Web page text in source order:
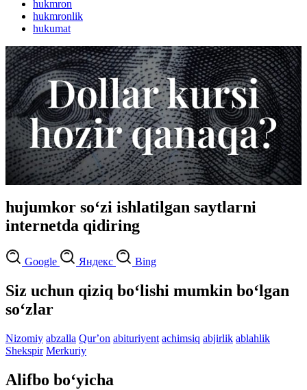
hukmron
hukmronlik
hukumat
hujumkor so‘zi ishlatilgan saytlarni
internetda qidiring
Google Яндекс Bing
Siz uchun qiziq bo‘lishi mumkin bo‘lgan
so‘zlar
Nizomiy abzalla Qurʼon abituriyent achimsiq abjirlik ablahlik
Shekspir Merkuriy
Alifbo bo‘yicha